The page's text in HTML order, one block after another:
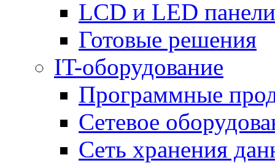
LCD и LED панели
Готовые решения
IT-оборудование
Программные
Сетевое
Сеть хранения